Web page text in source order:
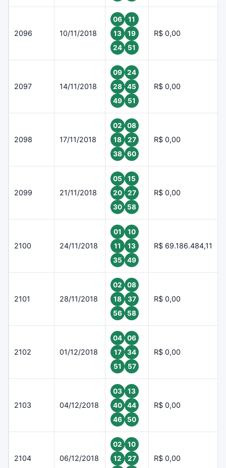
2096 10/11/2018
06
11
13
19
24
51
R$ 0,00
2097 14/11/2018
09
24
28
45
49
51
R$ 0,00
2098 17/11/2018
02
08
18
27
38
60
R$ 0,00
2099 21/11/2018
05
15
20
27
30
58
R$ 0,00
2100 24/11/2018
01
10
11
13
35
49
R$ 69.186.484,11
2101 28/11/2018
02
08
18
37
56
58
R$ 0,00
2102 01/12/2018
04
06
17
34
51
57
R$ 0,00
2103 04/12/2018
03
13
40
44
46
50
R$ 0,00
2104 06/12/2018
02
10
12
27
R$ 0,00